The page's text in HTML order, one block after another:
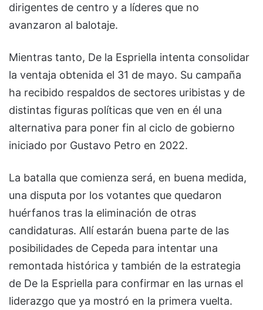
dirigentes de centro y a líderes que no
avanzaron al balotaje.
Mientras tanto, De la Espriella intenta consolidar
la ventaja obtenida el 31 de mayo. Su campaña
ha recibido respaldos de sectores uribistas y de
distintas figuras políticas que ven en él una
alternativa para poner fin al ciclo de gobierno
iniciado por Gustavo Petro en 2022.
La batalla que comienza será, en buena medida,
una disputa por los votantes que quedaron
huérfanos tras la eliminación de otras
candidaturas. Allí estarán buena parte de las
posibilidades de Cepeda para intentar una
remontada histórica y también de la estrategia
de De la Espriella para confirmar en las urnas el
liderazgo que ya mostró en la primera vuelta.